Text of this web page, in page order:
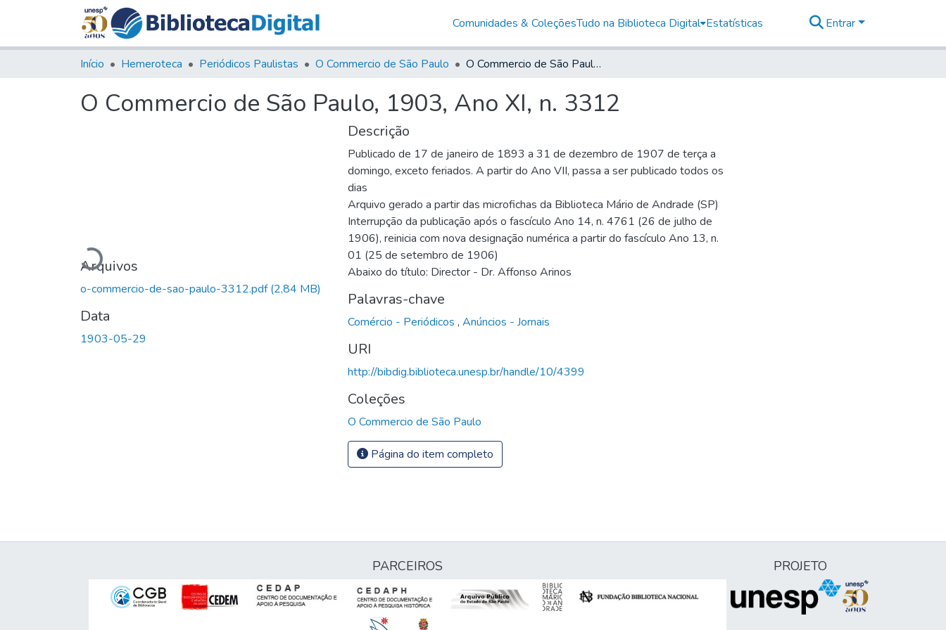
Comunidades & ColeçõesTudo na Biblioteca Digital Estatísticas Entrar
Início Hemeroteca Periódicos Paulistas O Commercio de São Paulo O Commercio de São Paulo, 1903, Ano XI, n. 3312
O Commercio de São Paulo, 1903, Ano XI, n. 3312
Carregando...
Arquivos
o-commercio-de-sao-paulo-3312.pdf(2,84 MB)
Data
1903-05-29
Descrição
Publicado de 17 de janeiro de 1893 a 31 de dezembro de 1907 de terça a
domingo, exceto feriados. A partir do Ano VII, passa a ser publicado todos os
dias
Arquivo gerado a partir das microfichas da Biblioteca Mário de Andrade (SP)
Interrupção da publicação após o fascículo Ano 14, n. 4761 (26 de julho de
1906), reinicia com nova designação numérica a partir do fascículo Ano 13, n.
01 (25 de setembro de 1906)
Abaixo do título: Director - Dr. Affonso Arinos
Palavras-chave
Comércio - Periódicos , Anúncios - Jornais
URI
http://bibdig.biblioteca.unesp.br/handle/10/4399
Coleções
O Commercio de São Paulo
Página do item completo
PARCEIROS PROJETO